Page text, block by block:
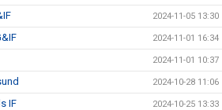
2024-11-05 13:30
2024-11-01 16:34
2024-11-01 10:37
2024-10-28 11:06
IF 2024-10-25 13:33